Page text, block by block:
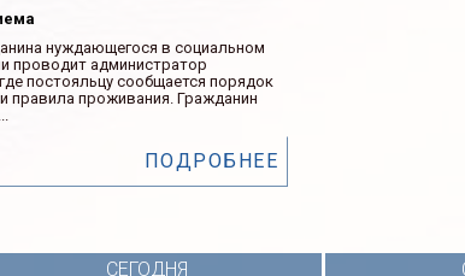
нуждающегося в социальном
проводит администратор
постояльцу сообщается порядок
правила проживания. Гражданин
ПОДРОБНЕЕ
СЕГОДНЯ